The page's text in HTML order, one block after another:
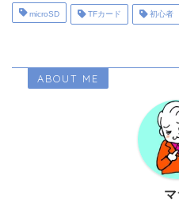
microSD TFカード 初心者
ABOUT ME